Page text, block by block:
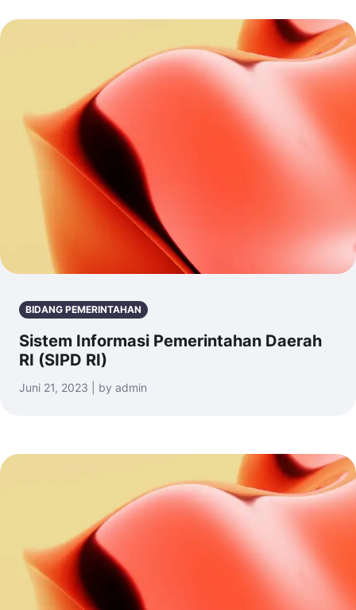
BIDANG PEMERINTAHAN
Sistem Informasi Pemerintahan Daerah
RI (SIPD RI)
Juni 21, 2023 | by admin